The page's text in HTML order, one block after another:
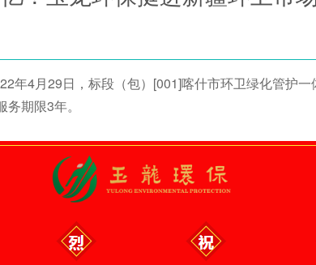
年4月29日，标段（包）[001]喀什市环卫绿化管护
期限3年。